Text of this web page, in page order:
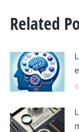
Related